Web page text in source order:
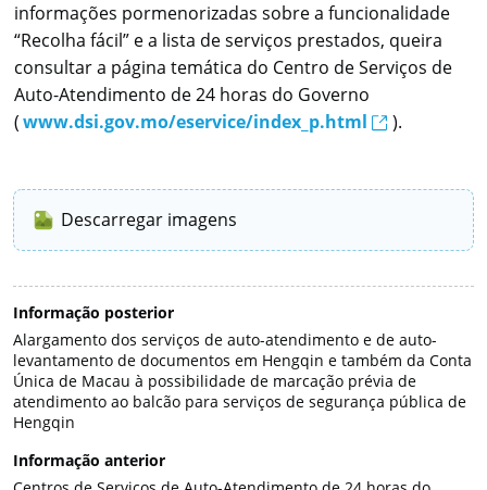
informações pormenorizadas sobre a funcionalidade
“Recolha fácil” e a lista de serviços prestados, queira
consultar a página temática do Centro de Serviços de
Auto-Atendimento de 24 horas do Governo
(www.dsi.gov.mo/eservice/index_p.html ).
Descarregar imagens
Informação posterior
Alargamento dos serviços de auto-atendimento e de auto-
levantamento de documentos em Hengqin e também da Conta
Única de Macau à possibilidade de marcação prévia de
atendimento ao balcão para serviços de segurança pública de
Hengqin
Informação anterior